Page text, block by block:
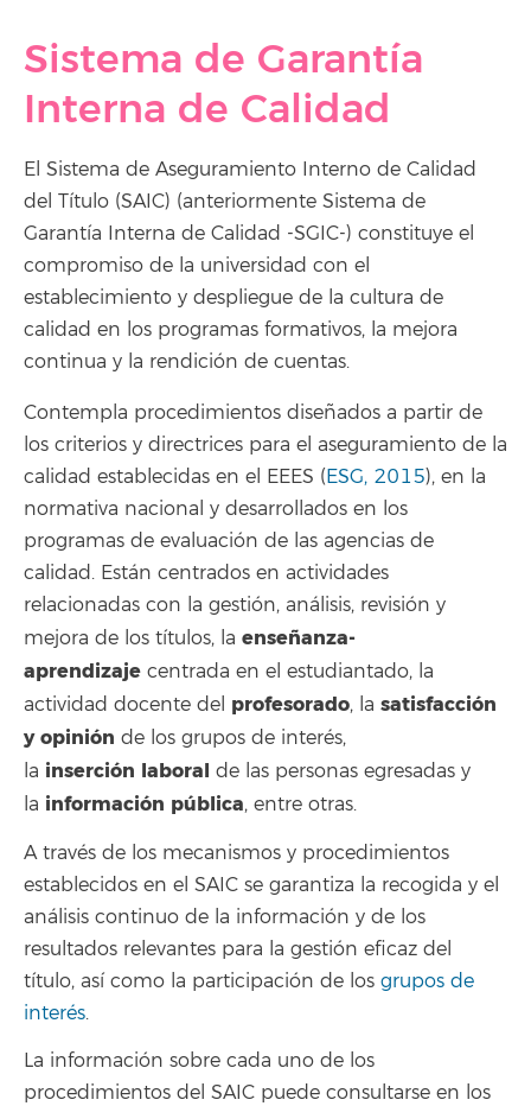
Sistema de Garantía
Interna de Calidad
El Sistema de Aseguramiento Interno de Calidad
del Título (SAIC) (anteriormente Sistema de
Garantía Interna de Calidad -SGIC-) constituye el
compromiso de la universidad con el
establecimiento y despliegue de la cultura de
calidad en los programas formativos, la mejora
continua y la rendición de cuentas.
Contempla procedimientos diseñados a partir de
los criterios y directrices para el aseguramiento de la
calidad establecidas en el EEES (ESG, 2015), en la
normativa nacional y desarrollados en los
programas de evaluación de las agencias de
calidad. Están centrados en actividades
relacionadas con la gestión, análisis, revisión y
mejora de los títulos, la enseñanza-
aprendizaje centrada en el estudiantado, la
actividad docente del profesorado, la satisfacción
y opinión de los grupos de interés,
la inserción laboral de las personas egresadas y
la información pública, entre otras.
A través de los mecanismos y procedimientos
establecidos en el SAIC se garantiza la recogida y el
análisis continuo de la información y de los
resultados relevantes para la gestión eficaz del
título, así como la participación de los grupos de
interés.
La información sobre cada uno de los
procedimientos del SAIC puede consultarse en los